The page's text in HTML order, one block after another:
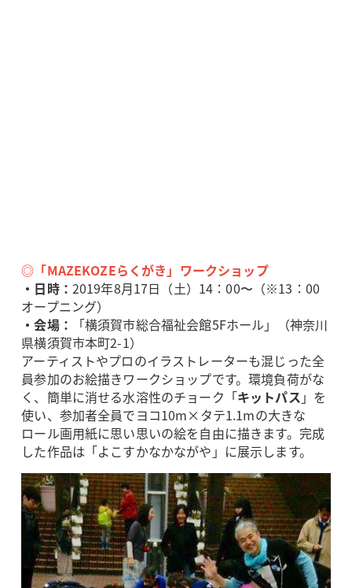
◎「MAZEKOZEらくがき」ワークショップ
・日時： 2019年8月17日（土）14：00〜（※13：00
オープニング）
・会場：
「横須賀市総合福祉会館5Fホール」（神奈川
県横須賀市本町2-1）
アーティストやプロのイラストレーターも混じった全
員参加のお絵描きワークショップです。環境負荷がな
く、簡単に消せる水溶性のチョーク「キットパス 」を
使い、参加者全員でヨコ10m×タテ1.1mの大きな
ロール画用紙に思い思いの絵を自由に描きます。完成
した作品は「よこすかなかながや」に展示します。